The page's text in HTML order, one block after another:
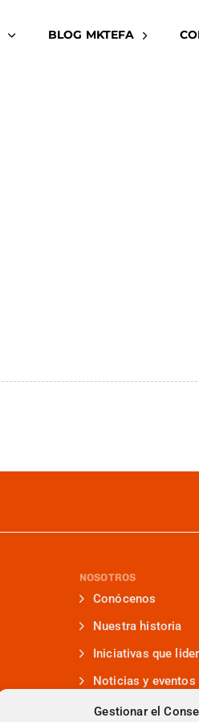
Gestionar el
BLOG MKTEFA
NOSOTROS
Conócenos
Nuestra historia
Iniciativas que
Noticias y eventos
Presencia en